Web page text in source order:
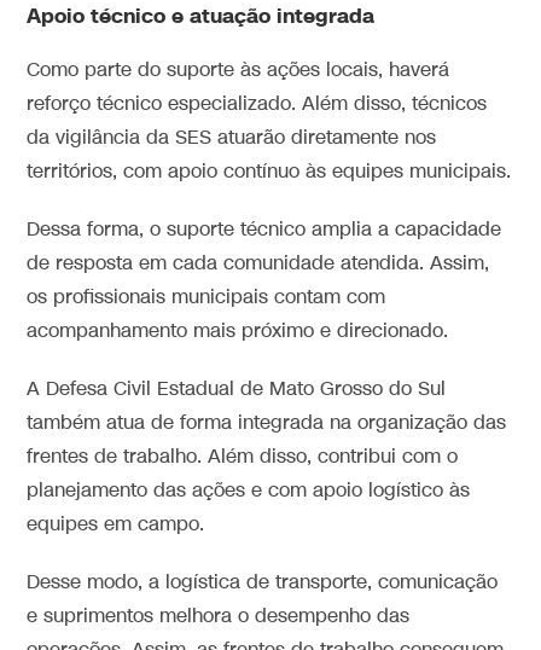
Apoio técnico e atuação integrada
Como parte do suporte às ações locais, haverá
reforço técnico especializado. Além disso, técnicos
da vigilância da SES atuarão diretamente nos
territórios, com apoio contínuo às equipes municipais.
Dessa forma, o suporte técnico amplia a capacidade
de resposta em cada comunidade atendida. Assim,
os profissionais municipais contam com
acompanhamento mais próximo e direcionado.
A Defesa Civil Estadual de Mato Grosso do Sul
também atua de forma integrada na organização das
frentes de trabalho. Além disso, contribui com o
planejamento das ações e com apoio logístico às
equipes em campo.
Desse modo, a logística de transporte, comunicação
e suprimentos melhora o desempenho das